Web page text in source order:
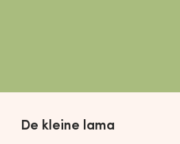
De kleine lama